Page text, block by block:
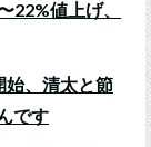
22%値上げ、
、清太と節
です